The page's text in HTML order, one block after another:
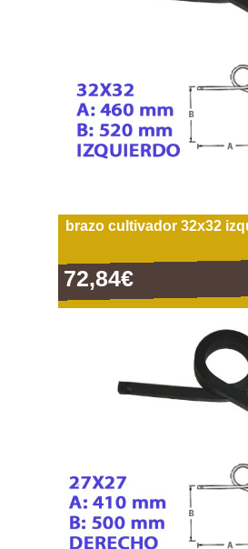
brazo cultivador 32x32
72,84€